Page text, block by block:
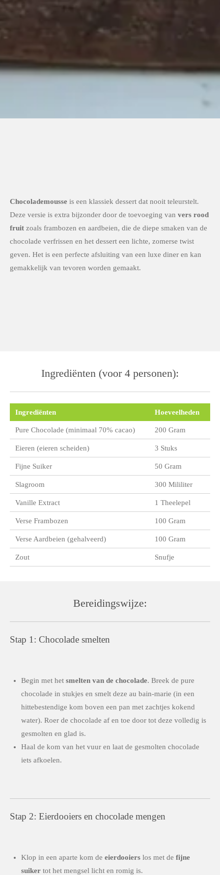
Chocolademousse is een klassiek dessert dat nooit teleurstelt.
Deze versie is extra bijzonder door de toevoeging van vers rood
fruit zoals frambozen en aardbeien, die de diepe smaken van de
chocolade verfrissen en het dessert een lichte, zomerse twist
geven. Het is een perfecte afsluiting van een luxe diner en kan
gemakkelijk van tevoren worden gemaakt.
Ingrediënten (voor 4 personen):
Ingrediënten Hoeveelheden
Pure Chocolade (minimaal 70% cacao) 200 Gram
Eieren (eieren scheiden) 3 Stuks
Fijne Suiker 50 Gram
Slagroom 300 Mililiter
Vanille Extract 1 Theelepel
Verse Frambozen 100 Gram
Verse Aardbeien (gehalveerd) 100 Gram
Zout Snufje
Bereidingswijze:
Stap 1: Chocolade smelten
Begin met het smelten van de chocolade. Breek de pure
chocolade in stukjes en smelt deze au bain-marie (in een
hittebestendige kom boven een pan met zachtjes kokend
water). Roer de chocolade af en toe door tot deze volledig is
gesmolten en glad is.
Haal de kom van het vuur en laat de gesmolten chocolade
iets afkoelen.
Stap 2: Eierdooiers en chocolade mengen
Klop in een aparte kom de eierdooierslos met de fijne
suikertot het mengsel licht en romig is.